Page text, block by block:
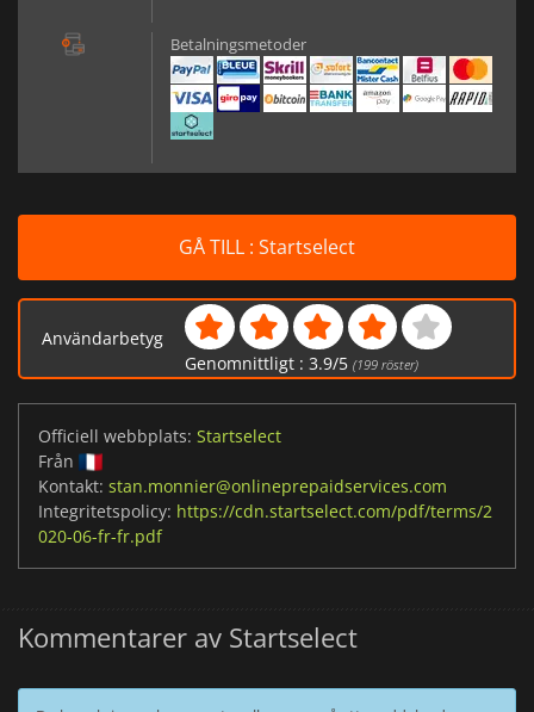
Betalningsmetoder
GÅ TILL : Startselect
Användarbetyg
Genomnittligt : 3.9/5 (199röster)
Officiell webbplats: Startselect
Från
Kontakt: stan.monnier@onlineprepaidservices.com
Integritetspolicy: https://cdn.startselect.com/pdf/terms/2
020-06-fr-fr.pdf
Kommentarer av Startselect